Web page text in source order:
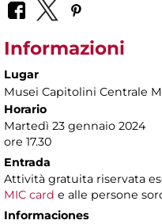
Informazioni
Lugar
Musei Capitolini Centrale
Horario
Martedì 23 gennaio 2024
ore 17.30
Entrada
Attività gratuita riservata
MIC card e alle persone
Informaciones